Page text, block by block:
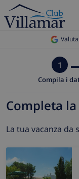
1
Compila i
Completa
La tua vacanza da